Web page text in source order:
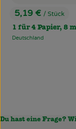
, Preis:
5,19 € / Stück
1 für 4 Papier, 8
, Herkunft:
Deutschland
Du hast eine Frage?